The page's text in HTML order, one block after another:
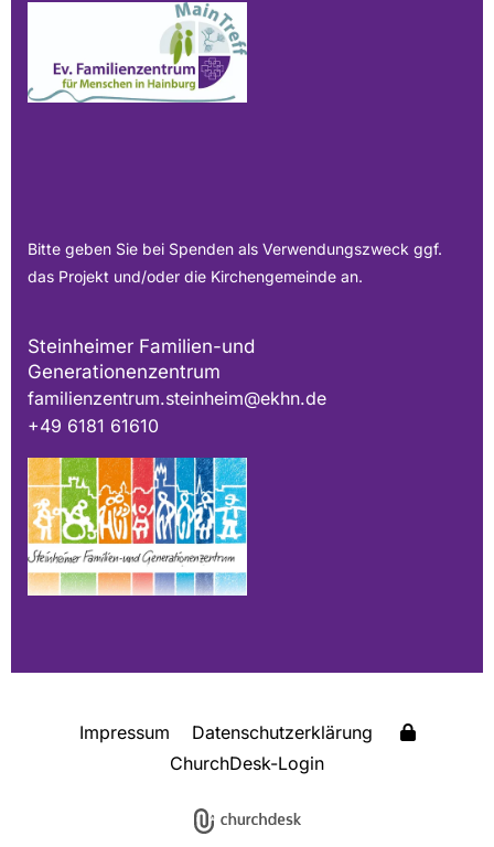
Bitte geben Sie bei Spenden als Verwendungszweck ggf.
das Projekt und/oder die Kirchengemeinde an.
Steinheimer Familien-und
Generationenzentrum
familienzentrum.steinheim@ekhn.de
+49 6181 61610
Impressum
Datenschutzerklärung
ChurchDesk-Login